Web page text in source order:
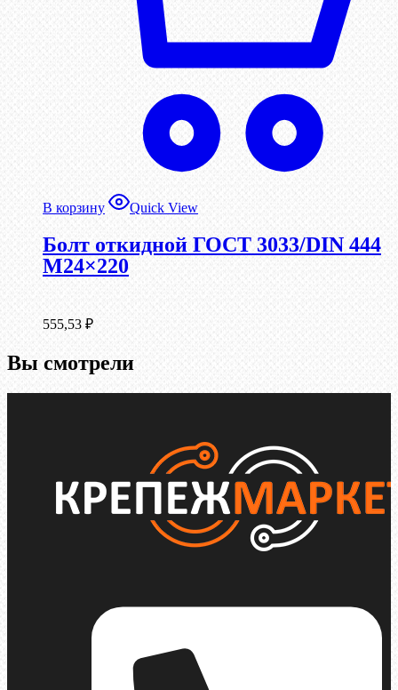
В корзину Quick View
Болт откидной ГОСТ 3033/DIN 444
М24×220
555,53 ₽
Вы смотрели